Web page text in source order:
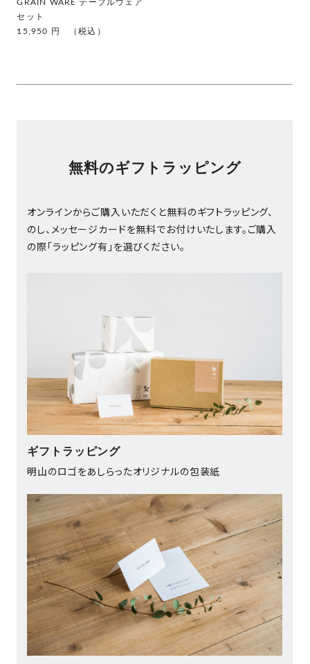
GRAIN WARE テーブルウェア
セット
15,950 円 （税込）
無料のギフトラッピング
オンラインからご購入いただくと無料のギフトラッピング、
のし、メッセージカードを無料でお付けいたします。ご購入
の際「ラッピング有」を選びください。
ギフトラッピング
明山のロゴをあしらったオリジナルの包装紙